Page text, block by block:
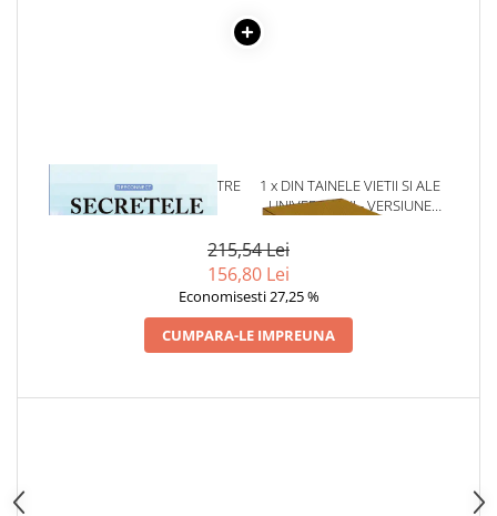
1 x SECRETELE MORTII. INTRE
MOARTE SI VIATA
1 x DIN TAINELE VIETII SI ALE
UNIVERSULUI - VERSIUNE
VOLUMELE I-III. CUTIE DE
COLECTIE -SCARLAT
215,54 Lei
156,80 Lei
Economisesti 27,25 %
CUMPARA-LE IMPREUNA